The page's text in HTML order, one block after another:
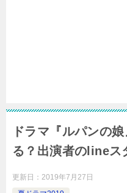
ドラマ『ルパンの
る？出演者のlineス
更新日： 2019年7月27日